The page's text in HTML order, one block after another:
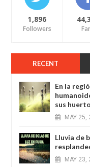
1,896
Followers
RECENT
En la
sus
MAY 25,
Lluvia de
MAY 23,